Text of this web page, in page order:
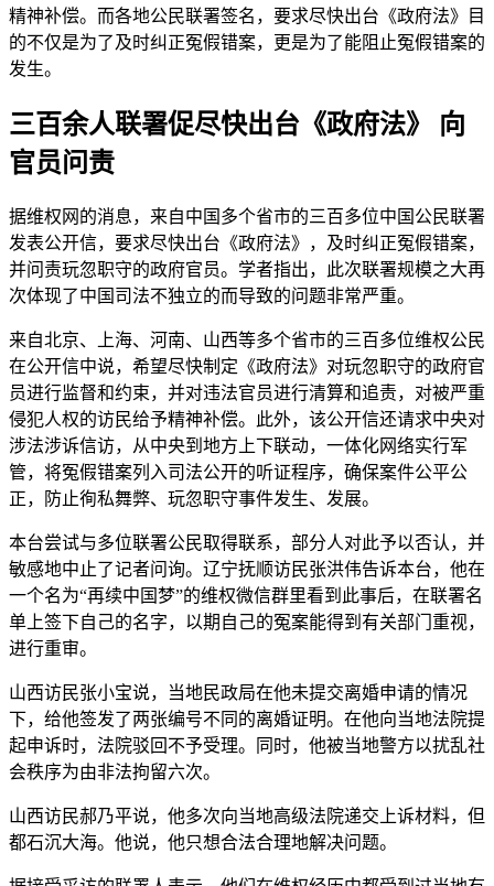
精神补偿。而各地公民联署签名，要求尽快出台《政府法》目
的不仅是为了及时纠正冤假错案，更是为了能阻止冤假错案的
发生。
三百余人联署促尽快出台《政府法》 向
官员问责
据维权网的消息，来自中国多个省市的三百多位中国公民联署
发表公开信，要求尽快出台《政府法》，及时纠正冤假错案，
并问责玩忽职守的政府官员。学者指出，此次联署规模之大再
次体现了中国司法不独立的而导致的问题非常严重。
来自北京、上海、河南、山西等多个省市的三百多位维权公民
在公开信中说，希望尽快制定《政府法》对玩忽职守的政府官
员进行监督和约束，并对违法官员进行清算和追责，对被严重
侵犯人权的访民给予精神补偿。此外，该公开信还请求中央对
涉法涉诉信访，从中央到地方上下联动，一体化网络实行军
管，将冤假错案列入司法公开的听证程序，确保案件公平公
正，防止徇私舞弊、玩忽职守事件发生、发展。
本台尝试与多位联署公民取得联系，部分人对此予以否认，并
敏感地中止了记者问询。辽宁抚顺访民张洪伟告诉本台，他在
一个名为“再续中国梦”的维权微信群里看到此事后，在联署名
单上签下自己的名字，以期自己的冤案能得到有关部门重视，
进行重审。
山西访民张小宝说，当地民政局在他未提交离婚申请的情况
下，给他签发了两张编号不同的离婚证明。在他向当地法院提
起申诉时，法院驳回不予受理。同时，他被当地警方以扰乱社
会秩序为由非法拘留六次。
山西访民郝乃平说，他多次向当地高级法院递交上诉材料，但
都石沉大海。他说，他只想合法合理地解决问题。